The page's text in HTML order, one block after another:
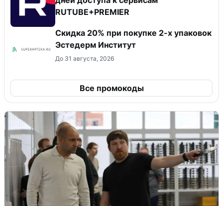
RUTUBE+PREMIER
Скидка 20% при покупке 2-х упаковок
Эстедерм Институт
До 31 августа, 2026
Все промокоды